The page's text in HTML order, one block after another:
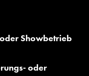
Showbetrieb
oder